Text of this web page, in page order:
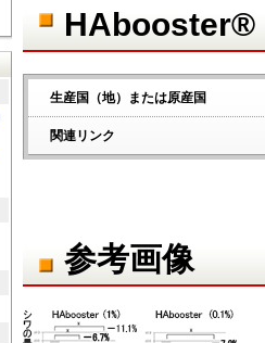
生産国（地）または原産国
関連リンク
参考画像